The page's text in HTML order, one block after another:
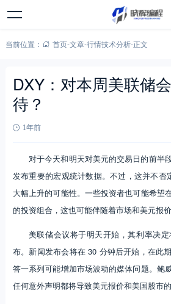
当前位置： 首页-文章-行情技术分析-正文
DXY：对本周美联储
待？
1年前
对于今天和明天对美元的交易日的前半
发布重要的宏观统计数据。不过，这并不否
大幅上升的可能性。一些投资者也可能希望
的投资组合，这也可能伴随着市场和美元报价
美联储会议将于明天开始，其利率决
布。新闻发布会将在 30 分钟后开始，在此
答一系列可能增加市场波动的媒体问题。鲍
任何意外声明都将导致美元报价和美国股市的